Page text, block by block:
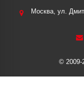
Москва, ул.
© 2009-